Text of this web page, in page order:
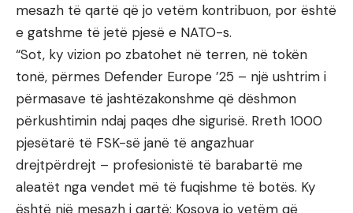
mesazh të qartë që jo vetëm kontribuon, por është
e gatshme të jetë pjesë e NATO-s.
“Sot, ky vizion po zbatohet në terren, në tokën
tonë, përmes Defender Europe ’25 – një ushtrim i
përmasave të jashtëzakonshme që dëshmon
përkushtimin ndaj paqes dhe sigurisë. Rreth 1000
pjesëtarë të FSK-së janë të angazhuar
drejtpërdrejt – profesionistë të barabartë me
aleatët nga vendet më të fuqishme të botës. Ky
është një mesazh i qartë: Kosova jo vetëm që